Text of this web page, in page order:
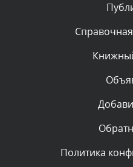
Комментарий
Текст комментария
администратором.
Комментарий
Текст комментария
администратором.
Комментарий
Политика